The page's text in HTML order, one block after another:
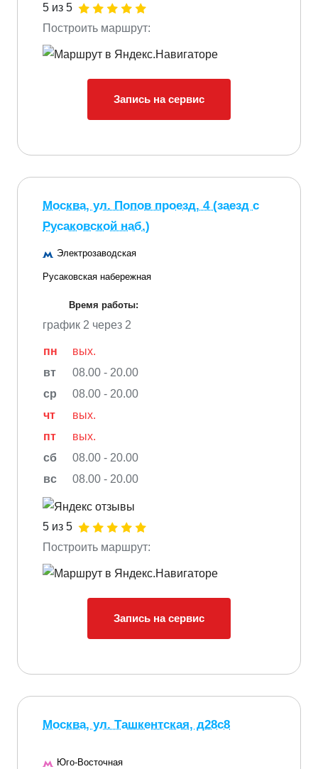
5 из 5
Построить маршрут:
Запись на сервис
Москва, ул. Попов проезд, 4 (заезд с
Русаковской наб.)
Электрозаводская
Русаковская набережная
Время работы:
график 2 через 2
пн
вых.
вт
08.00 - 20.00
ср
08.00 - 20.00
чт
вых.
пт
вых.
сб
08.00 - 20.00
вс
08.00 - 20.00
5 из 5
Построить маршрут:
Запись на сервис
Москва, ул. Ташкентская, д28с8
Юго-Восточная